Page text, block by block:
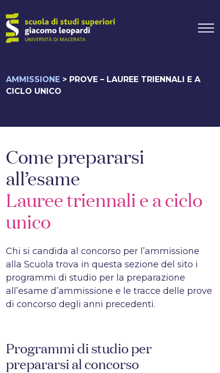
Navigazione
AMMISSIONE > PROVE – LAUREE TRIENNALI E A
CICLO UNICO
Come prepararsi
all’esame
Lauree triennali e a ciclo
unico
Chi si candida al concorso per l’ammissione
alla Scuola trova in questa sezione del sito i
programmi di studio per la preparazione
all’esame d’ammissione e le tracce delle prove
di concorso degli anni precedenti.
Programmi di studio per
prepararsi al concorso